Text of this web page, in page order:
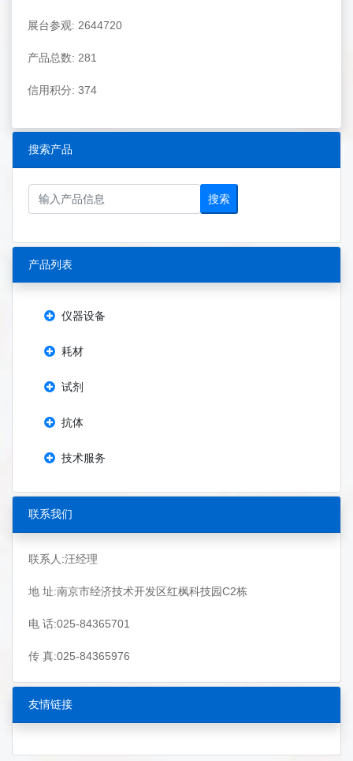
展台参观: 2644720
产品总数: 281
信用积分: 374
搜索产品
搜索
产品列表
仪器设备
耗材
试剂
抗体
技术服务
联系我们
联系人:汪经理
地 址:南京市经济技术开发区红枫科技园C2栋
电 话:025-84365701
传 真:025-84365976
友情链接